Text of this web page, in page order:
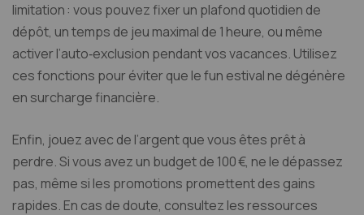
limitation : vous pouvez fixer un plafond quotidien de
dépôt, un temps de jeu maximal de 1 heure, ou même
activer l’auto‑exclusion pendant vos vacances. Utilisez
ces fonctions pour éviter que le fun estival ne dégénère
en surcharge financière.
Enfin, jouez avec de l’argent que vous êtes prêt à
perdre. Si vous avez un budget de 100 €, ne le dépassez
pas, même si les promotions promettent des gains
rapides. En cas de doute, consultez les ressources